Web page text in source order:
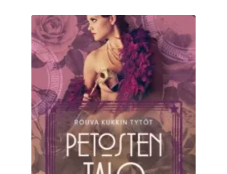
Ostoskori
Tilaus- ja sopimusehdot sekä tietosuojaseloste
Saavutettavuusseloste